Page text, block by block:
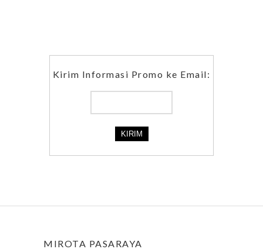
Kirim Informasi Promo ke Email:
MIROTA PASARAYA